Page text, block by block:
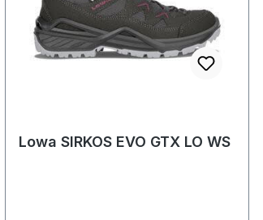
Lowa SIRKOS EVO GTX LO WS